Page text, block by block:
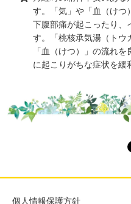
す。「気」や「血（けつ
下腹部痛が起こったり、
す。「桃核承気湯（トウ
「血（けつ）」の流れ
に起こりがちな症状を緩
個人情報保護方針